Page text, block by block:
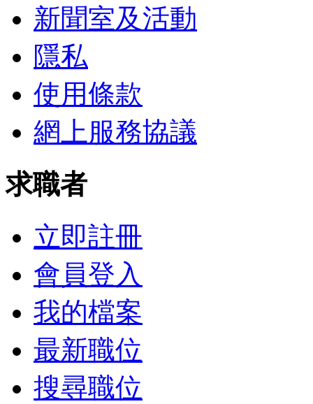
新聞室及活動
隱私
使用條款
網上服務協議
求職者
立即註冊
會員登入
我的檔案
最新職位
搜尋職位